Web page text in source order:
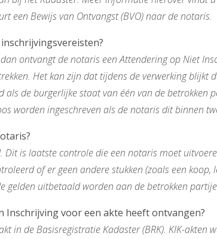
een Bewijs van Ontvangst (BVO) naar de notaris.
ontvangt de notaris een Attendering op Niet
Het kan zijn dat tijdens de verwerking
de burgerlijke staat van één van de betrokken
worden ingeschreven als de notaris dit binnen
is laatste controle die een notaris moet
of er geen andere stukken (zoals een
gelden uitbetaald worden aan de betrokken
Inschrijving voor een akte heeft ontvangen?
in de Basisregistratie Kadaster (BRK). KIK-